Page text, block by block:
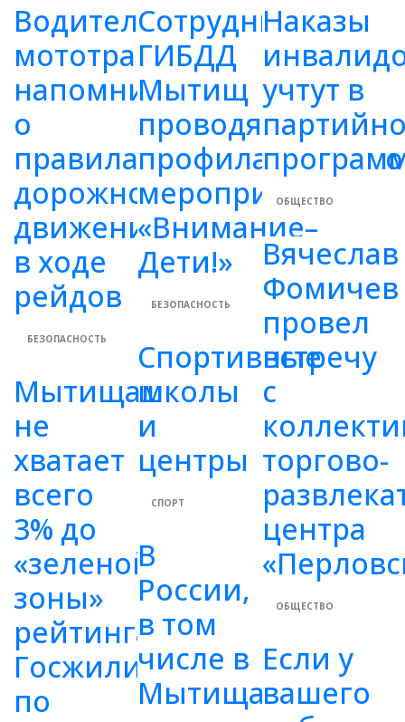
Водителям
мототранспорта
напомнили
о
правилах
дорожного
движения
в ходе
рейдов
БЕЗОПАСНОСТЬ
Сотрудники
ГИБДД
Мытищ
проводят
мероприятие
«Внимание–
Дети!»
БЕЗОПАСНОСТЬ
Наказы
учтут в
ОБЩЕСТВО
Вячеслав
Фомичев
провел
встречу
с
торгово-
центра
ОБЩЕСТВО
Спортивные
школы
и
центры
СПОРТ
Мытищам
не
хватает
всего
3% до
«зеленой
зоны»
рейтинга
Госжилинспекции
по
В
России,
в том
числе в
Мытищах,
Если у
вашего